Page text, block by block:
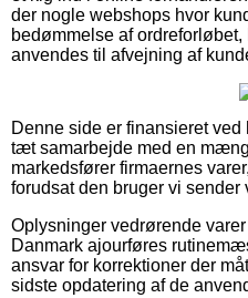
der nogle webshops hvor
bedømmelse af
anvendes til afvejning af
Denne side er finansieret
tæt samarbejde med en
markedsfører firmaernes
forudsat den bruger vi
Oplysninger vedrørende
Danmark ajourføres
ansvar for korrektioner der
sidste opdatering af de